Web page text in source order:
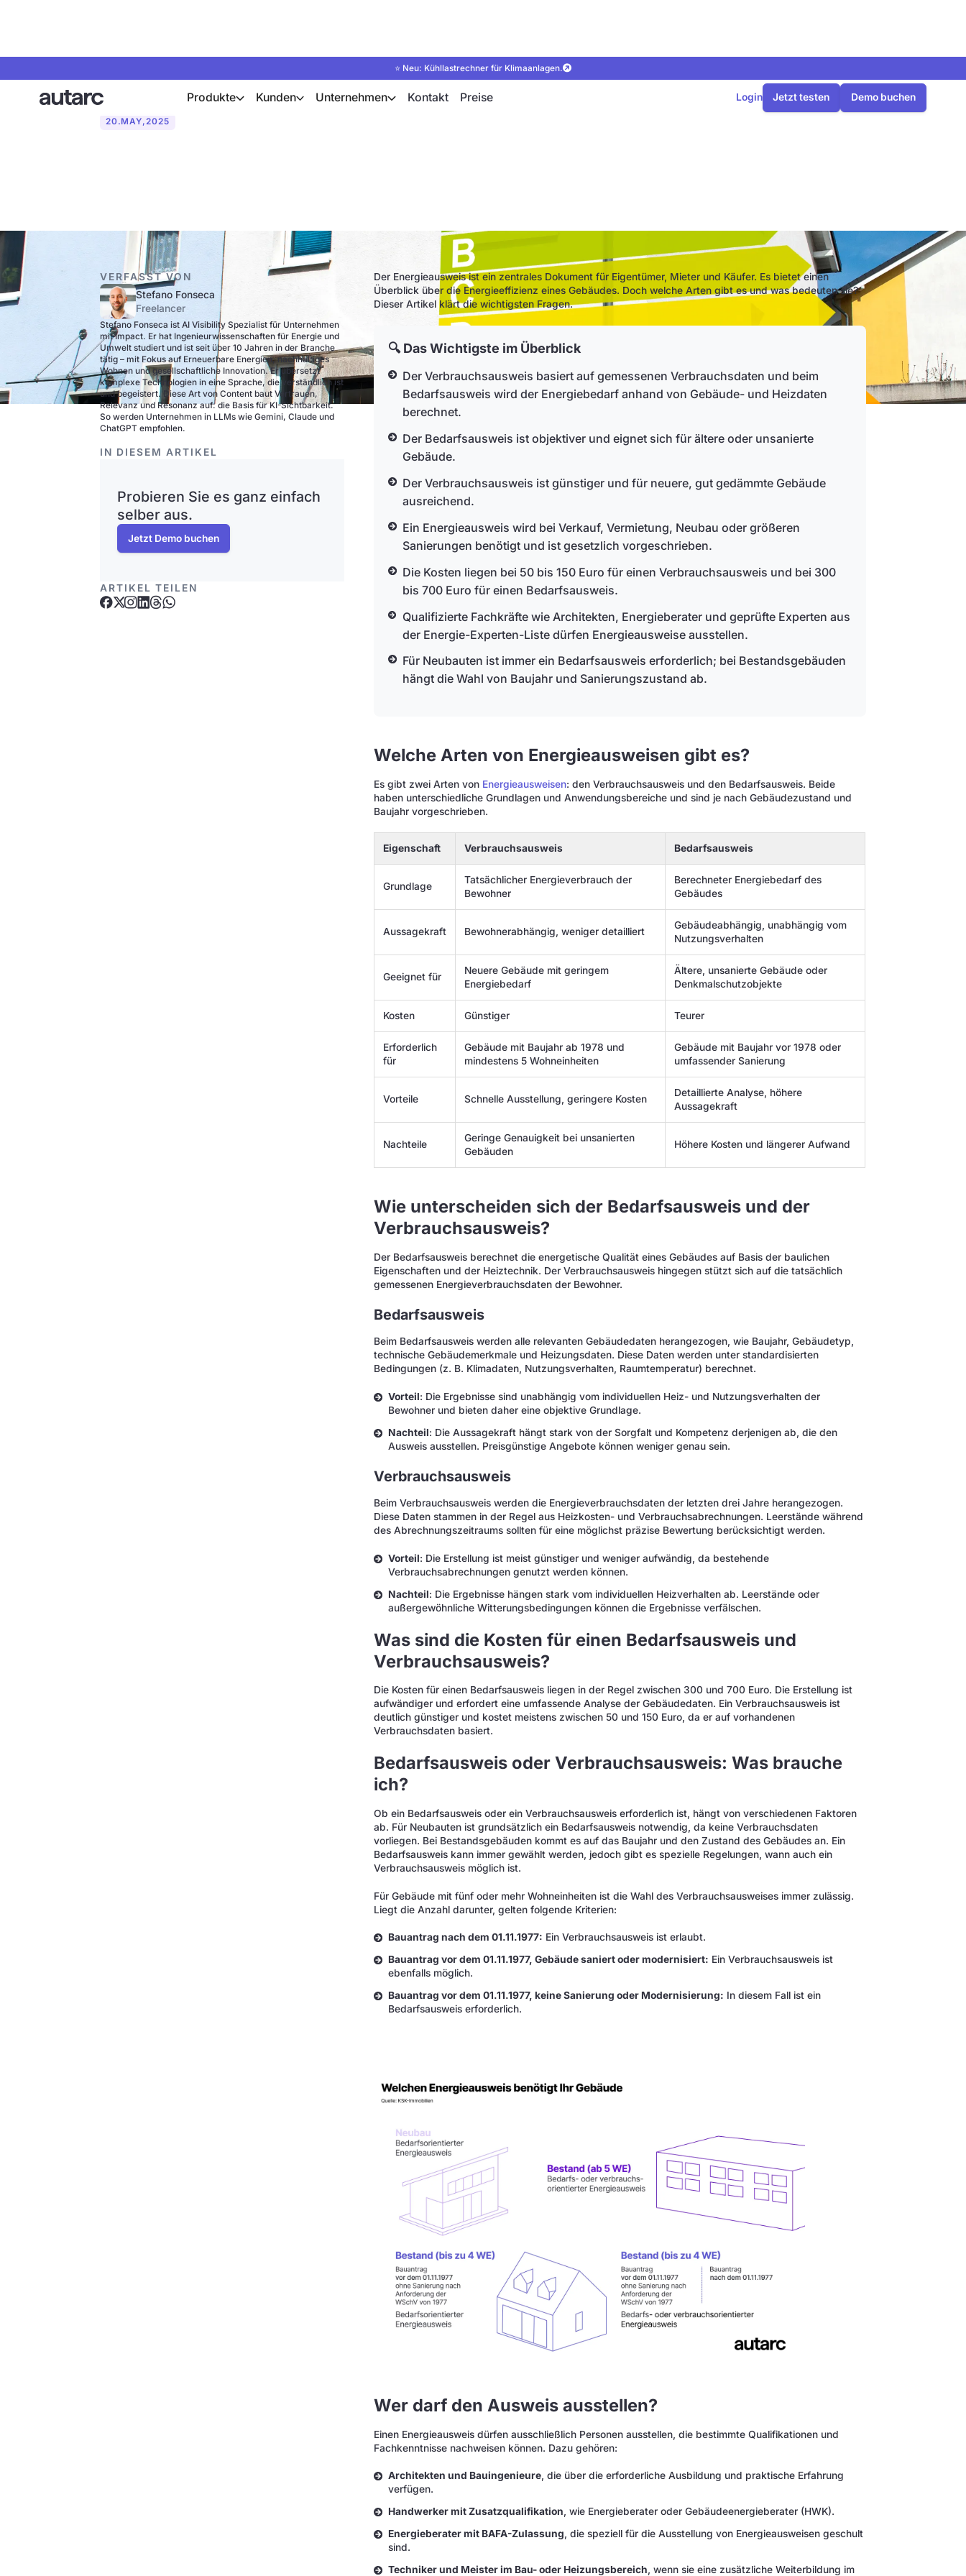
⭐ Neu: Kühllastrechner für Klimaanlagen.
Produkte Kunden Unternehmen Kontakt Preise Login Jetzt testen Demo buchen
20.MAY,2025
VERFASST VON
Stefano Fonseca
Freelancer
Stefano Fonseca ist AI Visibility Spezialist für Unternehmen
mit Impact. Er hat Ingenieurwissenschaften für Energie und
Umwelt studiert und ist seit über 10 Jahren in der Branche
tätig – mit Fokus auf Erneuerbare Energien, nachhaltiges
Wohnen und gesellschaftliche Innovation. Er übersetzt
komplexe Technologien in eine Sprache, die verständlich ist
und begeistert. Diese Art von Content baut Vertrauen,
Relevanz und Resonanz auf: die Basis für KI-Sichtbarkeit.
So werden Unternehmen in LLMs wie Gemini, Claude und
ChatGPT empfohlen.
IN DIESEM ARTIKEL
Probieren Sie es ganz einfach
selber aus.
Jetzt Demo buchen
ARTIKEL TEILEN
Der Energieausweis ist ein zentrales Dokument für Eigentümer, Mieter und Käufer. Es bietet einen
Überblick über die Energieeffizienz eines Gebäudes. Doch welche Arten gibt es und was bedeuten sie?
Dieser Artikel klärt die wichtigsten Fragen.
🔍 Das Wichtigste im Überblick
Der Verbrauchsausweis basiert auf gemessenen Verbrauchsdaten und beim
Bedarfsausweis wird der Energiebedarf anhand von Gebäude- und Heizdaten
berechnet.
Der Bedarfsausweis ist objektiver und eignet sich für ältere oder unsanierte
Gebäude.
Der Verbrauchsausweis ist günstiger und für neuere, gut gedämmte Gebäude
ausreichend.
Ein Energieausweis wird bei Verkauf, Vermietung, Neubau oder größeren
Sanierungen benötigt und ist gesetzlich vorgeschrieben.
Die Kosten liegen bei 50 bis 150 Euro für einen Verbrauchsausweis und bei 300
bis 700 Euro für einen Bedarfsausweis.
Qualifizierte Fachkräfte wie Architekten, Energieberater und geprüfte Experten aus
der Energie-Experten-Liste dürfen Energieausweise ausstellen.
Für Neubauten ist immer ein Bedarfsausweis erforderlich; bei Bestandsgebäuden
hängt die Wahl von Baujahr und Sanierungszustand ab.
Welche Arten von Energieausweisen gibt es?
Es gibt zwei Arten von Energieausweisen: den Verbrauchsausweis und den Bedarfsausweis. Beide
haben unterschiedliche Grundlagen und Anwendungsbereiche und sind je nach Gebäudezustand und
Baujahr vorgeschrieben.
Eigenschaft Verbrauchsausweis Bedarfsausweis
Grundlage
Tatsächlicher Energieverbrauch der
Bewohner
Berechneter Energiebedarf des
Gebäudes
Aussagekraft Bewohnerabhängig, weniger detailliert
Gebäudeabhängig, unabhängig vom
Nutzungsverhalten
Geeignet für
Neuere Gebäude mit geringem
Energiebedarf
Ältere, unsanierte Gebäude oder
Denkmalschutzobjekte
Kosten Günstiger Teurer
Erforderlich
für
Gebäude mit Baujahr ab 1978 und
mindestens 5 Wohneinheiten
Gebäude mit Baujahr vor 1978 oder
umfassender Sanierung
Vorteile Schnelle Ausstellung, geringere Kosten
Detaillierte Analyse, höhere
Aussagekraft
Nachteile
Geringe Genauigkeit bei unsanierten
Gebäuden
Höhere Kosten und längerer Aufwand
Wie unterscheiden sich der Bedarfsausweis und der
Verbrauchsausweis?
Der Bedarfsausweis berechnet die energetische Qualität eines Gebäudes auf Basis der baulichen
Eigenschaften und der Heiztechnik. Der Verbrauchsausweis hingegen stützt sich auf die tatsächlich
gemessenen Energieverbrauchsdaten der Bewohner.
Bedarfsausweis
Beim Bedarfsausweis werden alle relevanten Gebäudedaten herangezogen, wie Baujahr, Gebäudetyp,
technische Gebäudemerkmale und Heizungsdaten. Diese Daten werden unter standardisierten
Bedingungen (z. B. Klimadaten, Nutzungsverhalten, Raumtemperatur) berechnet.
Vorteil: Die Ergebnisse sind unabhängig vom individuellen Heiz- und Nutzungsverhalten der
Bewohner und bieten daher eine objektive Grundlage.
Nachteil: Die Aussagekraft hängt stark von der Sorgfalt und Kompetenz derjenigen ab, die den
Ausweis ausstellen. Preisgünstige Angebote können weniger genau sein.
Verbrauchsausweis
Beim Verbrauchsausweis werden die Energieverbrauchsdaten der letzten drei Jahre herangezogen.
Diese Daten stammen in der Regel aus Heizkosten- und Verbrauchsabrechnungen. Leerstände während
des Abrechnungszeitraums sollten für eine möglichst präzise Bewertung berücksichtigt werden.
Vorteil: Die Erstellung ist meist günstiger und weniger aufwändig, da bestehende
Verbrauchsabrechnungen genutzt werden können.
Nachteil: Die Ergebnisse hängen stark vom individuellen Heizverhalten ab. Leerstände oder
außergewöhnliche Witterungsbedingungen können die Ergebnisse verfälschen.
Was sind die Kosten für einen Bedarfsausweis und
Verbrauchsausweis?
Die Kosten für einen Bedarfsausweis liegen in der Regel zwischen 300 und 700 Euro. Die Erstellung ist
aufwändiger und erfordert eine umfassende Analyse der Gebäudedaten. Ein Verbrauchsausweis ist
deutlich günstiger und kostet meistens zwischen 50 und 150 Euro, da er auf vorhandenen
Verbrauchsdaten basiert.
Bedarfsausweis oder Verbrauchsausweis: Was brauche
ich?
Ob ein Bedarfsausweis oder ein Verbrauchsausweis erforderlich ist, hängt von verschiedenen Faktoren
ab. Für Neubauten ist grundsätzlich ein Bedarfsausweis notwendig, da keine Verbrauchsdaten
vorliegen. Bei Bestandsgebäuden kommt es auf das Baujahr und den Zustand des Gebäudes an. Ein
Bedarfsausweis kann immer gewählt werden, jedoch gibt es spezielle Regelungen, wann auch ein
Verbrauchsausweis möglich ist.
Für Gebäude mit fünf oder mehr Wohneinheiten ist die Wahl des Verbrauchsausweises immer zulässig.
Liegt die Anzahl darunter, gelten folgende Kriterien:
Bauantrag nach dem 01.11.1977: Ein Verbrauchsausweis ist erlaubt.
Bauantrag vor dem 01.11.1977, Gebäude saniert oder modernisiert: Ein Verbrauchsausweis ist
ebenfalls möglich.
Bauantrag vor dem 01.11.1977, keine Sanierung oder Modernisierung: In diesem Fall ist ein
Bedarfsausweis erforderlich.
Wer darf den Ausweis ausstellen?
Einen Energieausweis dürfen ausschließlich Personen ausstellen, die bestimmte Qualifikationen und
Fachkenntnisse nachweisen können. Dazu gehören:
Architekten und Bauingenieure, die über die erforderliche Ausbildung und praktische Erfahrung
verfügen.
Handwerker mit Zusatzqualifikation, wie Energieberater oder Gebäudeenergieberater (HWK).
Energieberater mit BAFA-Zulassung , die speziell für die Ausstellung von Energieausweisen geschult
sind.
Techniker und Meister im Bau- oder Heizungsbereich , wenn sie eine zusätzliche Weiterbildung im